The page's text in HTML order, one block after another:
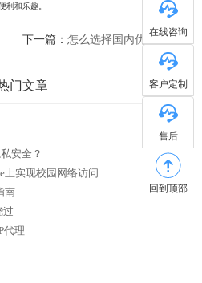
利和乐趣。
下一篇： 怎么选择国内优质HTTP代理IP
门文章
安全？
上实现校园网络访问
南
过
代理
在线咨询
客户定制
售后
回到顶部